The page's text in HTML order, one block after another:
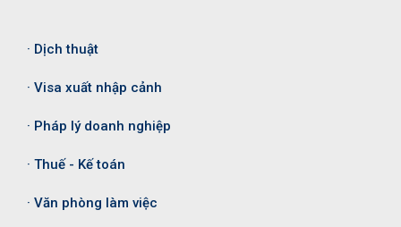
· Dịch thuật
· Visa xuất nhập cảnh
· Pháp lý doanh nghiệp
· Thuế - Kế toán
· Văn phòng làm việc